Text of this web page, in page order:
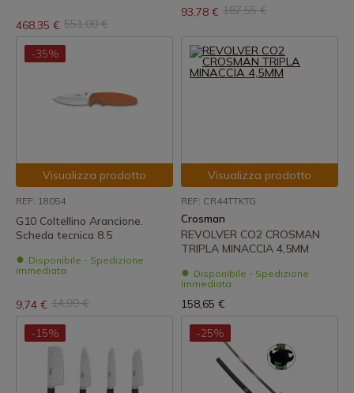
468,35 € 551,00 €
93,78 € 187,55 €
-35%
Visualizza prodotto
REF: 18054
G10 Coltellino Arancione.
Scheda tecnica 8.5
Disponibile - Spedizione
immediata
9,74 € 14,99 €
Visualizza prodotto
REF: CR44TTKTG
Crosman
REVOLVER CO2 CROSMAN
TRIPLA MINACCIA 4,5MM
Disponibile - Spedizione
immediata
158,65 €
-15% -25%